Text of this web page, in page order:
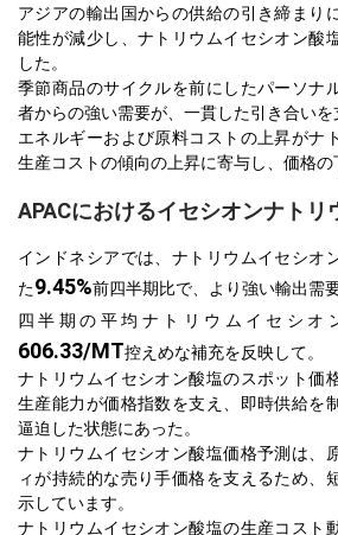
アジアの輸出国からの供給の引き締まり
能性が減少し、ナトリウムイセシオン酸
した。
季節商品のサイクルを前にしたパーソナ
者からの強い需要が、一貫した引き合いを
エネルギーおよび原料コストの上昇がナ
生産コストの傾向の上昇に寄与し、価格の
APACにおけるイセシオンナトリ
インドネシアでは、ナトリウムイセシオ
た9.45%前四半期比で、より強い輸出需
四半期の平均ナトリウムイセシオ
606.33/MT控えめな補充を反映して。
ナトリウムイセシオン酸塩のスポット価
生産能力が価格指数を支え、即時供給を
逼迫した状態にあった。
ナトリウムイセシオン酸塩価格予測は、
ィが持続的な売り手価格を支えるため、
示しています。
ナトリウムイセシオン酸塩の生産コスト